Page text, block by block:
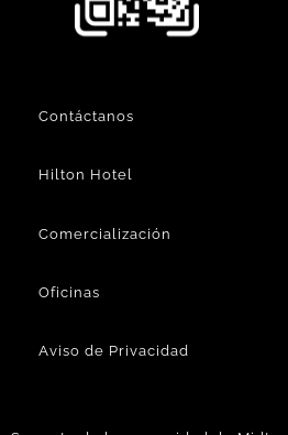
Contáctanos
Hilton Hotel
Comercialización
Oficinas
Aviso de Privacidad